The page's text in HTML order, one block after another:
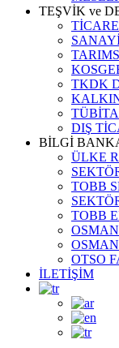
TEŞVİK ve
TKDK
DIŞ
BİLGİ
ÜLKE
TOBB
TOBB
OTSO
İLETİŞİM